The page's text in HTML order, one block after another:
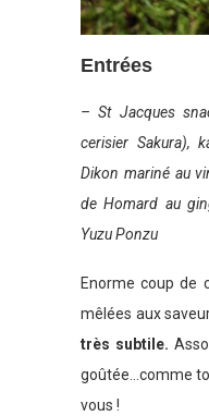
Entrées
– St Jacques
cerisier Sakura),
Dikon mariné au
de Homard au
Yuzu Ponzu
Enorme coup de
mêlées aux
très subtile.
goûtée…comme
vous !